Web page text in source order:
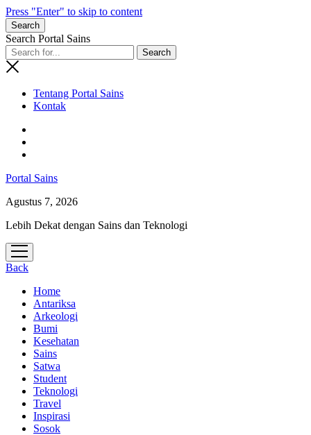
Press "Enter" to skip to content
Search
Search Portal Sains
Tentang Portal Sains
Kontak
Portal Sains
Agustus 7, 2026
Lebih Dekat dengan Sains dan Teknologi
open
menu
Back
Home
Antariksa
Arkeologi
Bumi
Kesehatan
Sains
Satwa
Student
Teknologi
Travel
Inspirasi
Sosok